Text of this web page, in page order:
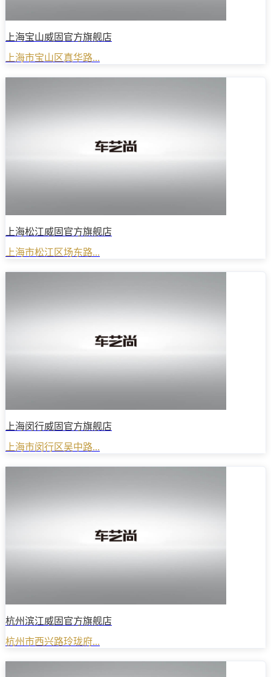
上海宝山威固官方旗舰店
上海市宝山区真华路...
上海松江威固官方旗舰店
上海市松江区场东路...
上海闵行威固官方旗舰店
上海市闵行区吴中路...
杭州滨江威固官方旗舰店
杭州市西兴路玲珑府...